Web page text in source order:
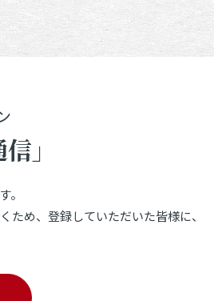
」
。
め、登録していただいた皆様に、